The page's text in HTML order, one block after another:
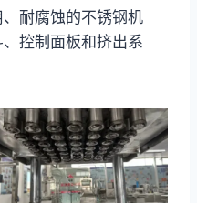
耐腐蚀的不锈钢机
控制面板和挤出系